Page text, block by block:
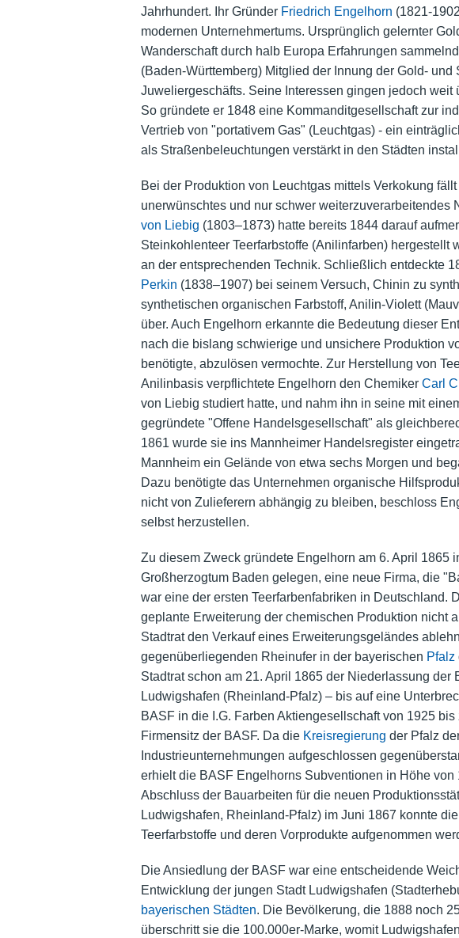
Jahrhundert. Ihr Gründer Friedrich Engelhorn (1821-
modernen Unternehmertums. Ursprünglich gelernter
Wanderschaft durch halb Europa Erfahrungen
(Baden-Württemberg) Mitglied der Innung der Gold-
Juweliergeschäfts. Seine Interessen gingen jedoch weit
So gründete er 1848 eine Kommanditgesellschaft zur
Vertrieb von "portativem Gas" (Leuchtgas) - ein
als Straßenbeleuchtungen verstärkt in den Städten
Bei der Produktion von Leuchtgas mittels Verkokung
unerwünschtes und nur schwer weiterzuverarbeitendes
von Liebig (1803–1873) hatte bereits 1844 darauf
Steinkohlenteer Teerfarbstoffe (Anilinfarben) hergestellt
an der entsprechenden Technik. Schließlich entdeckte
Perkin (1838–1907) bei seinem Versuch, Chinin zu
synthetischen organischen Farbstoff, Anilin-Violett
über. Auch Engelhorn erkannte die Bedeutung dieser
nach die bislang schwierige und unsichere Produktion
benötigte, abzulösen vermochte. Zur Herstellung von
Anilinbasis verpflichtete Engelhorn den Chemiker Carl
von Liebig studiert hatte, und nahm ihn in seine mit
gegründete "Offene Handelsgesellschaft" als
1861 wurde sie ins Mannheimer Handelsregister
Mannheim ein Gelände von etwa sechs Morgen und
Dazu benötigte das Unternehmen organische
nicht von Zulieferern abhängig zu bleiben, beschloss
selbst herzustellen.
Zu diesem Zweck gründete Engelhorn am 6. April 1865
Großherzogtum Baden gelegen, eine neue Firma, die
war eine der ersten Teerfarbenfabriken in Deutschland.
geplante Erweiterung der chemischen Produktion nicht
Stadtrat den Verkauf eines Erweiterungsgeländes
gegenüberliegenden Rheinufer in der bayerischen Pfalz
Stadtrat schon am 21. April 1865 der Niederlassung der
Ludwigshafen (Rheinland-Pfalz) – bis auf eine
BASF in die I.G. Farben Aktiengesellschaft von 1925
Firmensitz der BASF. Da die Kreisregierung der Pfalz
Industrieunternehmungen aufgeschlossen
erhielt die BASF Engelhorns Subventionen in Höhe von
Abschluss der Bauarbeiten für die neuen
Ludwigshafen, Rheinland-Pfalz) im Juni 1867 konnte
Teerfarbstoffe und deren Vorprodukte aufgenommen
Die Ansiedlung der BASF war eine entscheidende
Entwicklung der jungen Stadt Ludwigshafen
bayerischen Städten. Die Bevölkerung, die 1888 noch
überschritt sie die 100.000er-Marke, womit